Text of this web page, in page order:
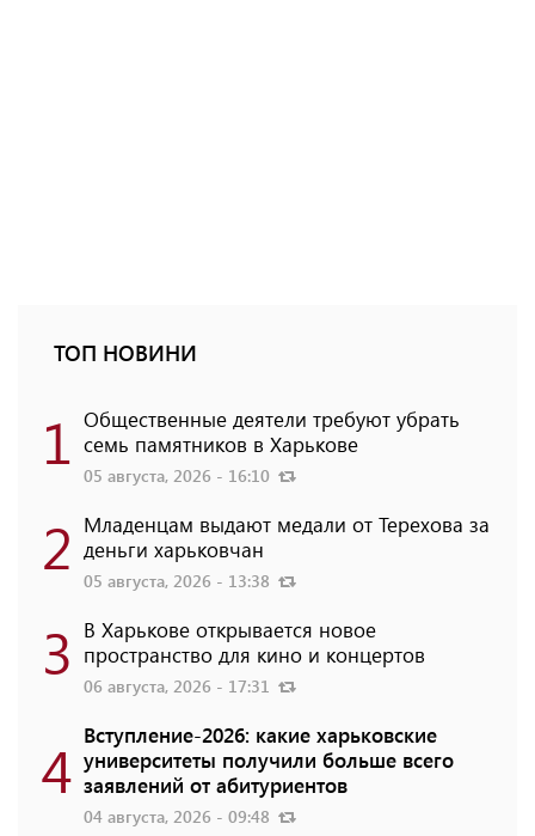
ТОП НОВИНИ
1 Общественные деятели требуют убрать
семь памятников в Харькове
05 августа, 2026 - 16:10
2 Младенцам выдают медали от Терехова за
деньги харьковчан
05 августа, 2026 - 13:38
3 В Харькове открывается новое
пространство для кино и концертов
06 августа, 2026 - 17:31
4 Вступление-2026: какие харьковские
университеты получили больше всего
заявлений от абитуриентов
04 августа, 2026 - 09:48